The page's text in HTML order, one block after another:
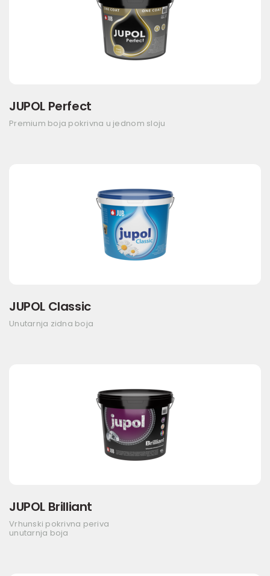
JUPOL Perfect
Premium boja pokrivna u jednom sloju
JUPOL Classic
Unutarnja zidna boja
JUPOL Brilliant
Vrhunski pokrivna periva
unutarnja boja